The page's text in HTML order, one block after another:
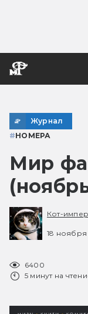
Журнал
#НОМЕРА
Мир
Кот-
18 ноября
6400
5 минут на